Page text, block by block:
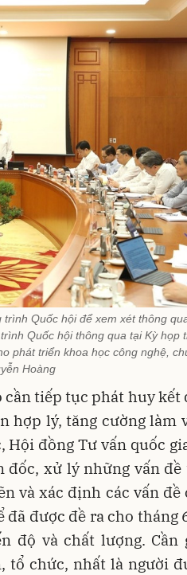
Quốc hội để xem xét thông
Quốc hội thông qua tại Kỳ họp
phát triển khoa học công nghệ,
Hoàng
cần tiếp tục phát huy kết
hợp lý, tăng cường làm
đồng Tư vấn quốc
đốc, xử lý những vấn đề
và xác định các vấn đề
được đề ra cho tháng
độ và chất lượng. Cần
tổ chức, nhất là người